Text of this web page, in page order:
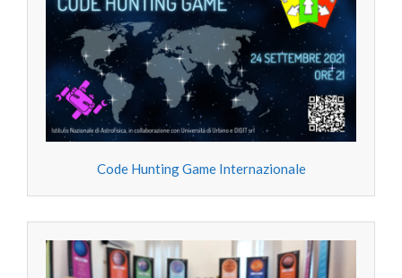
Code Hunting Game Internazionale